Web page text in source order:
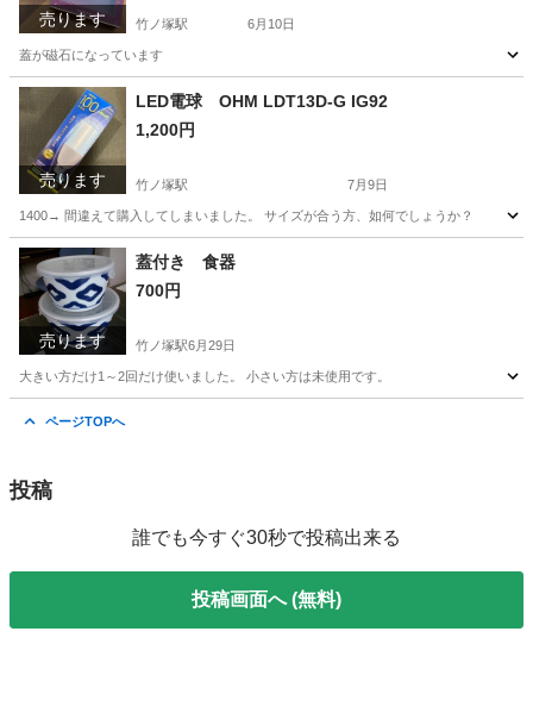
売ります 竹ノ塚駅 6月10日
蓋が磁石になっています
東京 足立区 竹ノ塚駅
売ります
LED電球 OHM LDT13D-G IG92
1,200円
竹ノ塚駅 7月9日
1400→ 間違えて購入してしまいました。 サイズが合う方、如何でしょうか？
東京 足立区 竹ノ塚駅 ヘアケア
売ります
蓋付き 食器
700円
竹ノ塚駅6月29日
大きい方だけ1～2回だけ使いました。 小さい方は未使用です。
ページTOPへ
投稿
誰でも今すぐ30秒で投稿出来る
投稿画面へ (無料)